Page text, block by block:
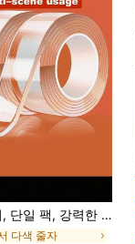
여물 없는 양면 테이프, 다용도 적용 가능, 재단 가능
다색 줄자